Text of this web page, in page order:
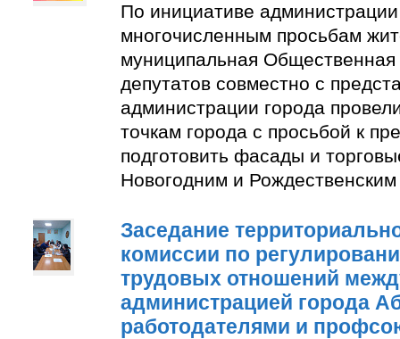
По инициативе
многочисленным просьбам
муниципальная Общественная
депутатов совместно с
администрации города
точкам города с просьбой к
подготовить фасады и
Новогодним и
Заседание
комиссии по
трудовых отношений
администрацией города
работодателями и